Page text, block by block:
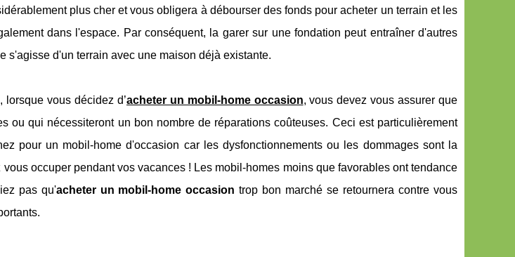
plus cher et vous obligera à débourser des fonds pour acheter un terrain et les
dans l'espace. Par conséquent, la garer sur une fondation peut entraîner d'autres
s'agisse d'un terrain avec une maison déjà existante.
vous décidez d’acheter un mobil-home occasion, vous devez vous assurer que
ou qui nécessiteront un bon nombre de réparations coûteuses. Ceci est particulièrement
pour un mobil-home d'occasion car les dysfonctionnements ou les dommages sont la
occuper pendant vos vacances ! Les mobil-homes moins que favorables ont tendance
pas qu'acheter un mobil-home occasion trop bon marché se retournera contre vous